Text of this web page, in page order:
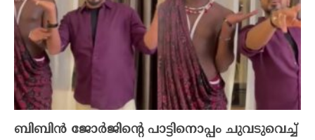
ബിബിൻ ജോർജിന്റെ പാട്ടിനൊപ്പം ചുവടുവെച്ച്